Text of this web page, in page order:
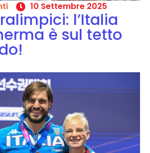
10 Settembre 2025
l’Italia
è sul tetto